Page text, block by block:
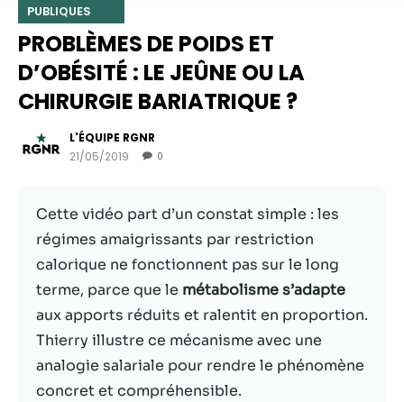
PUBLIQUES
PROBLÈMES DE POIDS ET
D’OBÉSITÉ : LE JEÛNE OU LA
CHIRURGIE BARIATRIQUE ?
L'ÉQUIPE RGNR
21/05/2019
0
Cette vidéo part d’un constat simple : les
régimes amaigrissants par restriction
calorique ne fonctionnent pas sur le long
terme, parce que le métabolisme s’adapte
aux apports réduits et ralentit en proportion.
Thierry illustre ce mécanisme avec une
analogie salariale pour rendre le phénomène
concret et compréhensible.
Nécessaire
Ces cookies ne
sont pas
facultatifs. Ils
nécessaires au
fonctionnement